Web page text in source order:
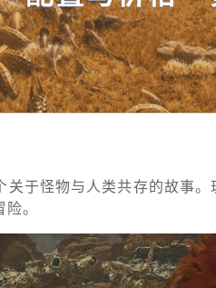
关于怪物与人类共存的故事
。